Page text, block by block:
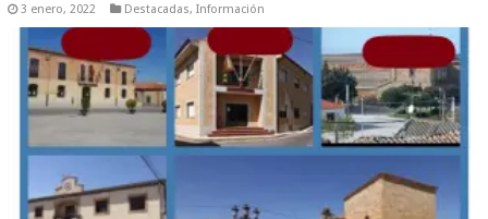
3 enero, 2022 Destacadas,Información